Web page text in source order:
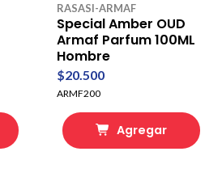
RASASI-ARMAF
Special Amber OUD
Armaf Parfum 100ML
Hombre
$20.500
ARMF200
Agregar